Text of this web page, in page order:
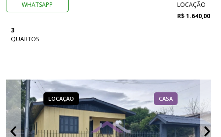
WHATSAPP
LOCAÇÃO
R$ 1.640,00
3
QUARTOS
LOCAÇÃO CASA